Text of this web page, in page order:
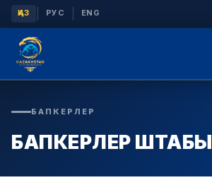
ҚАЗ РУС ENG
БАПКЕРЛЕР
БАПКЕРЛЕР ШТАБЫ